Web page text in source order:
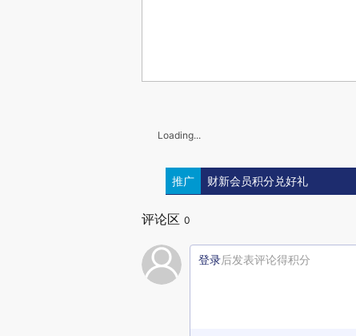
Loading...
推广 财新会员积分兑好礼
评论区 0
登录后发表评论得积分